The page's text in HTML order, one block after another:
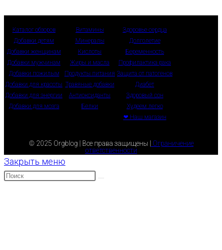
Каталог обзоров
Добавки детям
Добавки женщинам
Добавки мужчинам
Добавки пожилым
Добавки для красоты
Добавки для энергии
Добавки для мозга
Витамины
Минералы
Кислоты
Жиры и масла
Продукты питания
Травяные добавки
Антиоксиданты
Белки
Здоровье сердца
Долголетие
Беременность
Профилактика рака
Защита от патогенов
Диабет
Здоровый сон
Худеем легко
❤ Наш магазин
© 2025 Orgblog | Все права защищены |
Ограничение
ответственности
Закрыть меню